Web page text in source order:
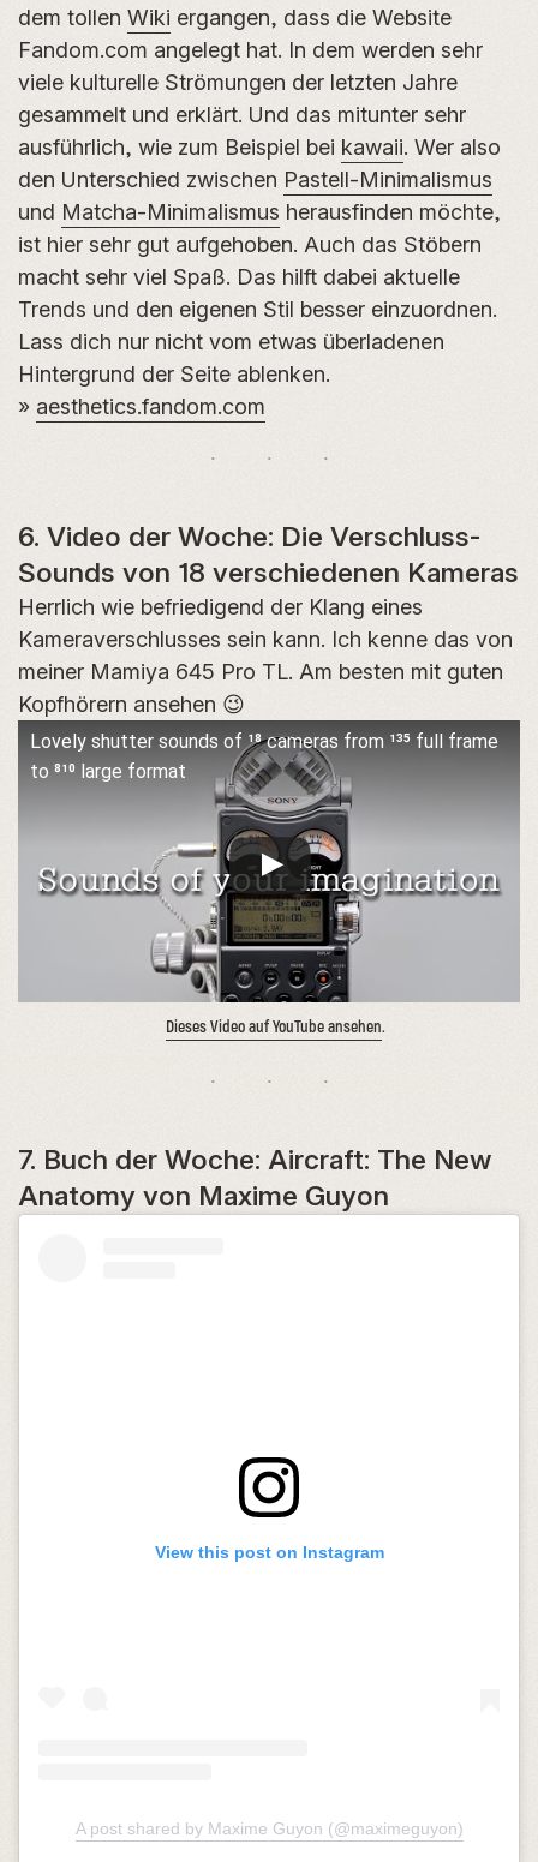
dem tollen Wiki ergangen, dass die Website
Fandom.com angelegt hat. In dem werden sehr
viele kulturelle Strömungen der letzten Jahre
gesammelt und erklärt. Und das mitunter sehr
ausführlich, wie zum Beispiel bei kawaii. Wer also
den Unterschied zwischen Pastell-Minimalismus
und Matcha-Minimalismus herausfinden möchte,
ist hier sehr gut aufgehoben. Auch das Stöbern
macht sehr viel Spaß. Das hilft dabei aktuelle
Trends und den eigenen Stil besser einzuordnen.
Lass dich nur nicht vom etwas überladenen
Hintergrund der Seite ablenken.
» aesthetics.fandom.com
6. Video der Woche: Die Verschluss-
Sounds von 18 verschiedenen Kameras
Herrlich wie befriedigend der Klang eines
Kameraverschlusses sein kann. Ich kenne das von
meiner Mamiya 645 Pro TL. Am besten mit guten
Kopfhörern ansehen 😉
Lovely shutter sounds of 18 cameras from 135 full frame
to 810 large format
Dieses Video auf YouTube ansehen.
7. Buch der Woche: Aircraft: The New
Anatomy von Maxime Guyon
View this post on Instagram
A post shared by Maxime Guyon (@maximeguyon)